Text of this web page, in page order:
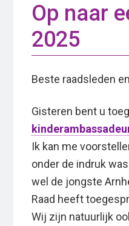
Op naar
2025
Beste raadsleden
Gisteren bent u
Ik kan me
onder de indruk
wel de jongste
Raad heeft
Wij zijn natuurlijk